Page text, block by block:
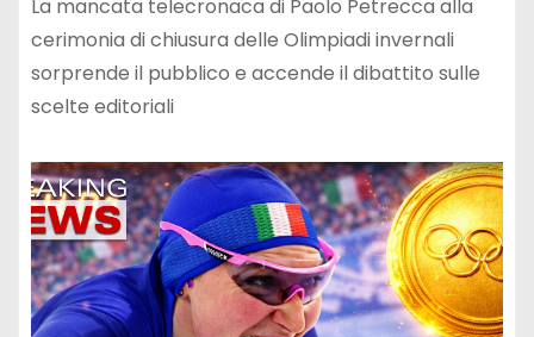
La mancata telecronaca di Paolo Petrecca alla
cerimonia di chiusura delle Olimpiadi invernali
sorprende il pubblico e accende il dibattito sulle
scelte editoriali